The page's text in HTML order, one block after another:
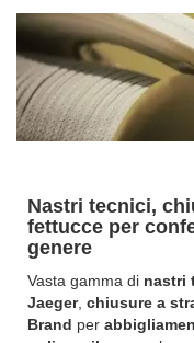
Nastri tecnici,
fettucce per
genere
Vasta gamma di nastri
Jaeger, chiusure a
Brand per